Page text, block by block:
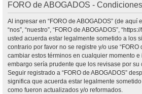
FORO de ABOGADOS -
Al ingresar en “FORO de ABOGADOS” (de aquí
“nos”, “nuestro”, “FORO de ABOGADOS”,
usted acuerda estar legalmente sometido a los
contrario por favor no se registre y/o use “FORO
cambiar estos términos en cualquier momento
embargo sería prudente que los revisase por
Seguir registrado a “FORO de ABOGADOS”
significa que acuerda estar legalmente
como fueron actualizados y/o reformados.